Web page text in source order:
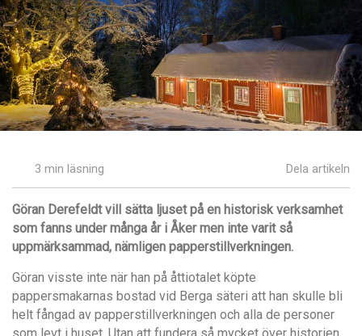
3 min läsning Dela artikeln
Göran Derefeldt vill sätta ljuset på en historisk verksamhet
som fanns under många år i Åker men inte varit så
uppmärksammad, nämligen papperstillverkningen.
Göran visste inte när han på åttiotalet köpte
pappersmakarnas bostad vid Berga säteri att han skulle bli
helt fångad av papperstillverkningen och alla de personer